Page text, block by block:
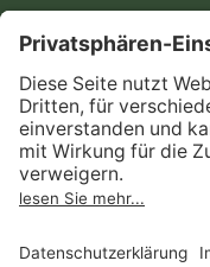
AGB
Informationen nach
Act
Verträge hier
Impressum